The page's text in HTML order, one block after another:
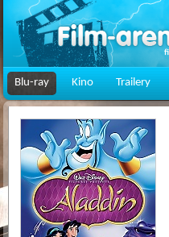
Blu-ray Kino Trailery